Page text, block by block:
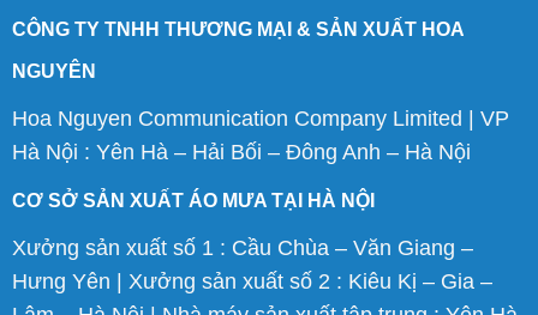
CÔNG TY TNHH THƯƠNG MẠI & SẢN XUẤT HOA
NGUYÊN
Hoa Nguyen Communication Company Limited | VP
Hà Nội : Yên Hà – Hải Bối – Đông Anh – Hà Nội
CƠ SỞ SẢN XUẤT ÁO MƯA TẠI HÀ NỘI
Xưởng sản xuất số 1 : Cầu Chùa – Văn Giang –
Hưng Yên | Xưởng sản xuất số 2 : Kiêu Kị – Gia –